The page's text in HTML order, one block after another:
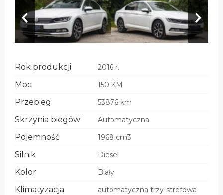
Rok produkcji 2016 r.
Moc 150 KM
Przebieg 53876 km
Skrzynia biegów Automatyczna
Pojemność 1968 cm3
Silnik Diesel
Kolor Biały
Klimatyzacja automatyczna trzy-strefowa